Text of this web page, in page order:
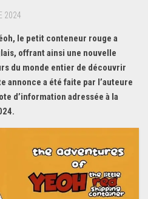
2024
le petit conteneur rouge a
offrant ainsi une nouvelle
du monde entier de découvrir
annonce a été faite par l’auteure
d’information adressée à la